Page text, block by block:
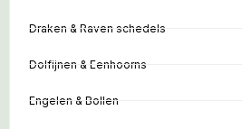
Draken & Raven schedels
Dolfijnen & Eenhoorns
Engelen & Bollen